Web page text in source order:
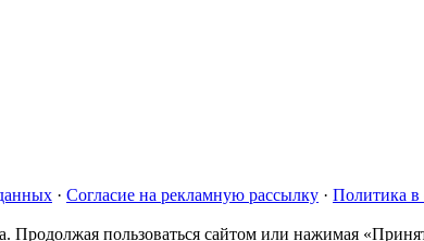
· Согласие на рекламную рассылку · Политика
пользоваться сайтом или нажимая